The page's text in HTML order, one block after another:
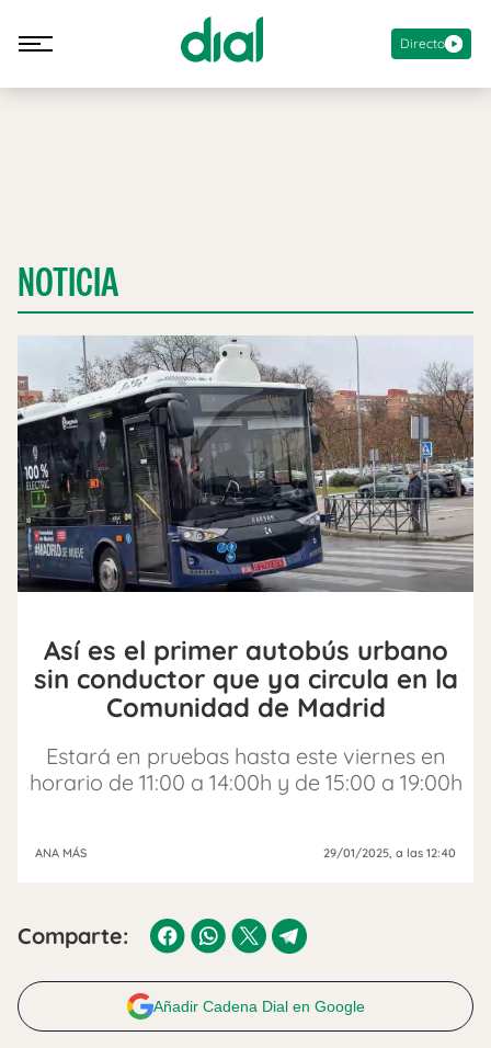
Directo
NOTICIA
Así es el primer autobús urbano
sin conductor que ya circula en la
Comunidad de Madrid
Estará en pruebas hasta este viernes en
horario de 11:00 a 14:00h y de 15:00 a 19:00h
ANA MÁS 29/01/2025, a las 12:40
Comparte:
Añadir Cadena Dial en Google